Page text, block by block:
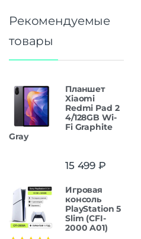
Рекомендуемые
товары
Планшет
Xiaomi
Redmi Pad 2
4/128GB Wi-
Fi Graphite
Gray
15 499 ₽
Игровая
консоль
PlayStation 5
Slim (CFI-
2000 A01)